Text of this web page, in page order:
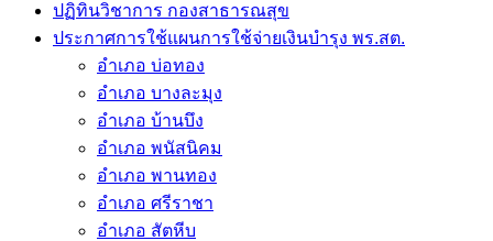
ปฏิทินวิชาการ กองสาธารณสุข
ประกาศการใช้แผนการใช้จ่ายเงินบำรุง พร.สต.
อำเภอ บ่อทอง
อำเภอ บางละมุง
อำเภอ บ้านบึง
อำเภอ พนัสนิคม
อำเภอ พานทอง
อำเภอ ศรีราชา
อำเภอ สัตหีบ